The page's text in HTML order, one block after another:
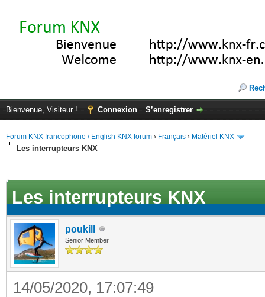
Bienvenue, Visiteur ! Connexion S’enregistrer
Forum KNX francophone / English KNX forum › Français › Matériel KNX
Les interrupteurs KNX
Les interrupteurs KNX
poukill
Senior Member
14/05/2020, 17:07:49